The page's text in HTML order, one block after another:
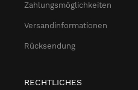
Zahlungsmöglichkeiten
Versandinformationen
Rücksendung
RECHTLICHES